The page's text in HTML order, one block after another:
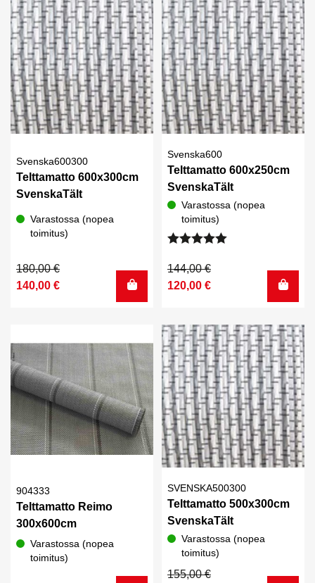
Svenska600300
Telttamatto 600x300cm
SvenskaTält
Varastossa (nopea
toimitus)
180,00€
Alkuperäinen
hinta
140,00 €
Nykyinen
hinta
Svenska600
Telttamatto 600x250cm
SvenskaTält
Varastossa (nopea
toimitus)
tuotteesta:
/ 5
144,00€
Alkuperäinen
hinta
120,00 €
Nykyinen
hinta
904333
Telttamatto Reimo
300x600cm
Varastossa (nopea
toimitus)
SVENSKA500300
Telttamatto 500x300cm
SvenskaTält
Varastossa (nopea
toimitus)
155,00€
Alkuperäinen
Nykyinen